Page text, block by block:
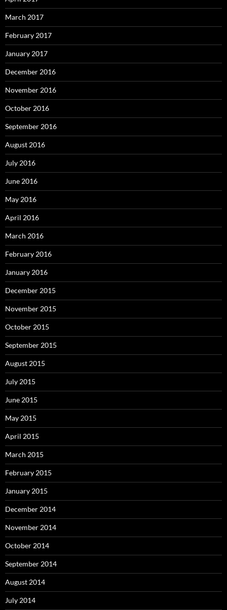
March 2017
February 2017
January 2017
December 2016
November 2016
October 2016
September 2016
August 2016
July 2016
June 2016
May 2016
April 2016
March 2016
February 2016
January 2016
December 2015
November 2015
October 2015
September 2015
August 2015
July 2015
June 2015
May 2015
April 2015
March 2015
February 2015
January 2015
December 2014
November 2014
October 2014
September 2014
August 2014
July 2014